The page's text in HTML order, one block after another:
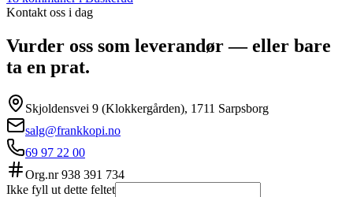
Kontakt oss i dag
Vurder oss som leverandør — eller bare
ta en prat.
Skjoldensvei 9 (Klokkergården), 1711 Sarpsborg
salg@frankkopi.no
69 97 22 00
Org.nr938 391 734
Ikke fyll ut dette feltet